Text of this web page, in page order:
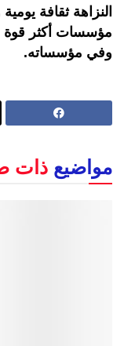
النزاهة ثقافة
مؤسسات أكثر قوة
وفي مؤسساته.
مواضيع ذات